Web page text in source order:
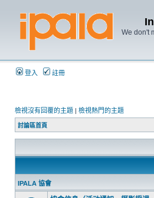
We don't
登入 註冊
檢視沒有回覆的主題 | 檢視熱門的主題
討論區首頁
IPALA 協會